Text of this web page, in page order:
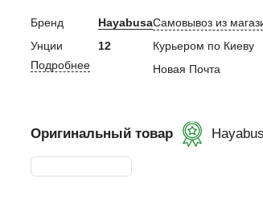
Бренд
Hayabusa
Унции
12
Подробнее
Самовывоз из
Курьером по Киеву
Новая Почта
Оригинальный товар